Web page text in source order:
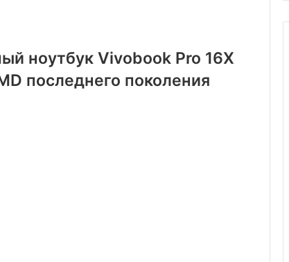
ноутбук Vivobook Pro 16X
последнего поколения